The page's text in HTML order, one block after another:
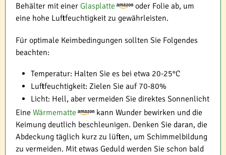
Behälter mit einer Glasplatte
oder Folie ab, um
eine hohe Luftfeuchtigkeit zu gewährleisten.
Für optimale Keimbedingungen sollten Sie Folgendes
beachten:
Temperatur: Halten Sie es bei etwa 20-25°C
Luftfeuchtigkeit: Zielen Sie auf 70-80%
Licht: Hell, aber vermeiden Sie direktes Sonnenlicht
Eine Wärmematte
kann Wunder bewirken und die
Keimung deutlich beschleunigen. Denken Sie daran, die
Abdeckung täglich kurz zu lüften, um Schimmelbildung
zu vermeiden. Mit etwas Geduld werden Sie schon bald